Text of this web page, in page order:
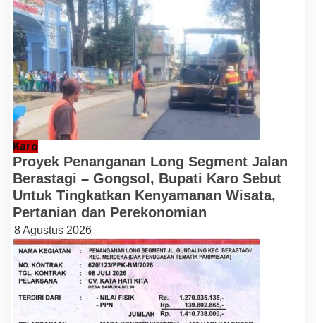
Karo
Proyek Penanganan Long Segment Jalan
Berastagi – Gongsol, Bupati Karo Sebut
Untuk Tingkatkan Kenyamanan Wisata,
Pertanian dan Perekonomian
8 Agustus 2026